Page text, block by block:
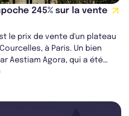
245% sur la vente
le prix de vente d'un plateau
à Paris. Un bien
Aestiam Agora, qui a été